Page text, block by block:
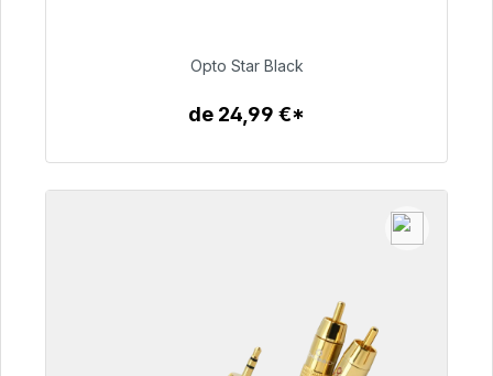
93,00 €
Opto Star Black
de 24,99 €*